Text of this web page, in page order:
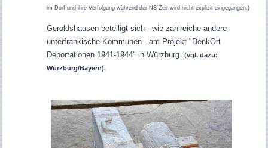
im Dorf und ihre Verfolgung während der NS-Zeit wird nicht explizit eingegangen.)
Geroldshausen beteiligt sich - wie zahlreiche andere
unterfränkische Kommunen - am Projekt "DenkOrt
Deportationen 1941-1944" in Würzburg
(vgl. dazu:
Würzburg/Bayern).